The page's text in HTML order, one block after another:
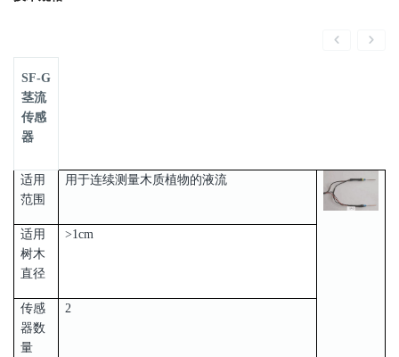
SF-G
茎流
传感
器
适用
范围
用于连续测量木质植物的液流
适用
树木
直径
>1cm
传感
器数
量
2